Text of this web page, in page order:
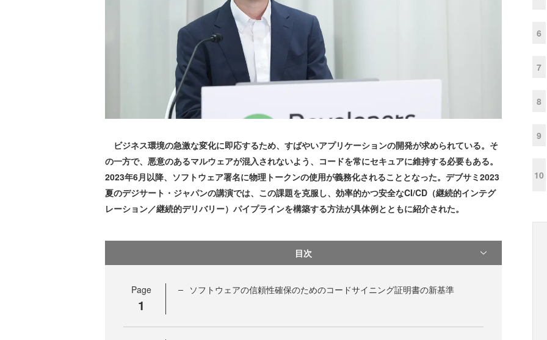
ビジネス環境の急激な変化に即応するため、すばやいアプリケーションの開発が求められている。そ
の一方で、悪意のあるマルウェアが混入されないよう、コードを常にセキュアに維持する必要もある。
2023年6月以降、ソフトウェア署名に物理トークンの使用が義務化されることとなった。デブサミ2023
夏のデジサート・ジャパンの講演では、この課題を克服し、効率的かつ安全なCI/CD（継続的インテグ
レーション／継続的デリバリー）パイプラインを構築する方法が具体例とともに紹介された。
目次
Page
1
ソフトウェアの信頼性確保のためのコードサイニング証明書の新基準
6
7
8
9
10